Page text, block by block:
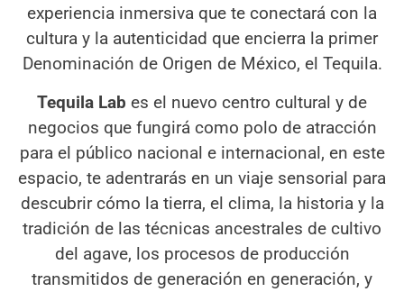
experiencia inmersiva que te conectará con la
cultura y la autenticidad que encierra la primer
Denominación de Origen de México, el Tequila.
Tequila Lab es el nuevo centro cultural y de
negocios que fungirá como polo de atracción
para el público nacional e internacional, en este
espacio, te adentrarás en un viaje sensorial para
descubrir cómo la tierra, el clima, la historia y la
tradición de las técnicas ancestrales de cultivo
del agave, los procesos de producción
transmitidos de generación en generación, y